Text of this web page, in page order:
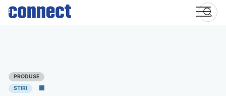
Skip
PRODUSE
STIRI